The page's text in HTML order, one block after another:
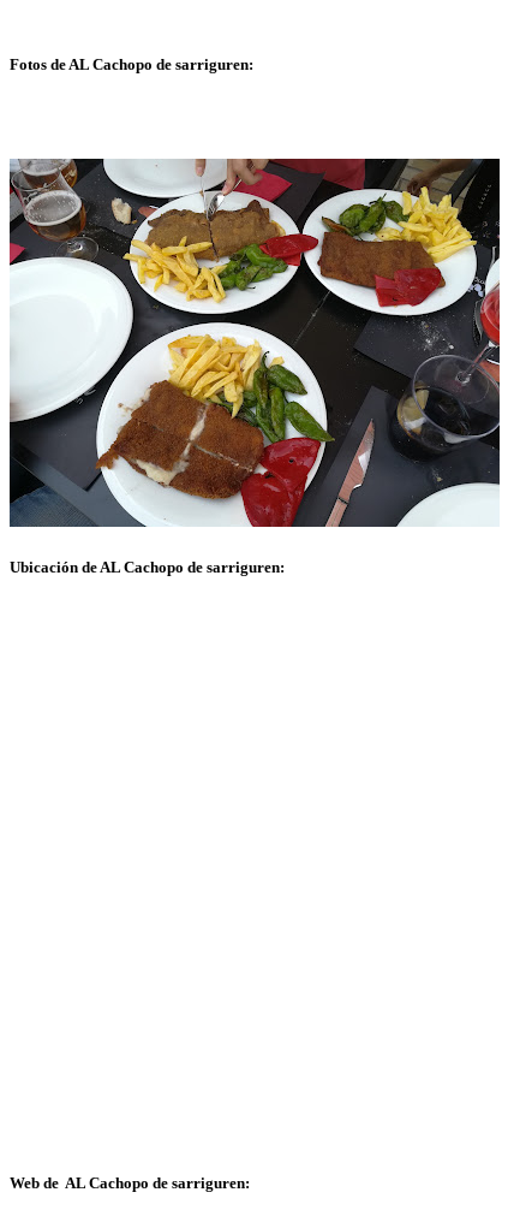
Fotos de AL Cachopo de sarriguren:
Ubicación de AL Cachopo de sarriguren:
Web de AL Cachopo de sarriguren: